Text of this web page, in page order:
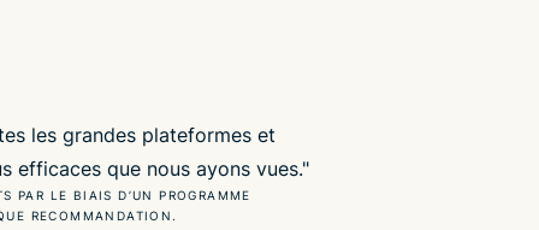
les grandes plateformes et
efficaces que nous ayons vues."
PAR LE BIAIS D’UN PROGRAMME
RECOMMANDATION.